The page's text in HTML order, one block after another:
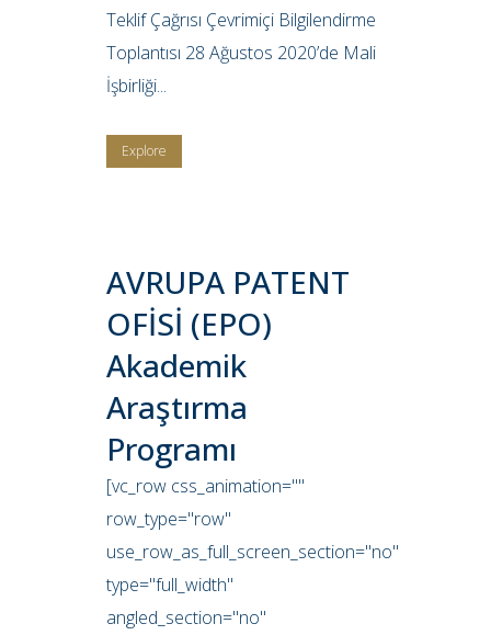
Teklif Çağrısı Çevrimiçi Bilgilendirme
Toplantısı 28 Ağustos 2020’de Mali
İşbirliği...
Explore
AVRUPA PATENT
OFİSİ (EPO)
Akademik
Araştırma
Programı
[vc_row css_animation=""
row_type="row"
use_row_as_full_screen_section="no"
type="full_width"
angled_section="no"